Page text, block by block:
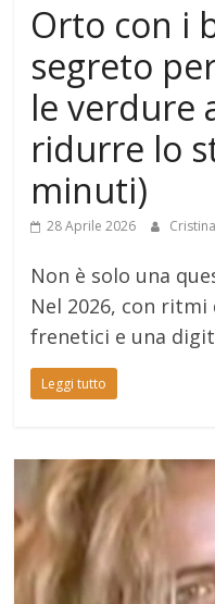
Orto con i
segreto
le verdure
ridurre lo
minuti)
28 Aprile 2026
Non è solo una
Nel 2026, con
frenetici e una
Leggi tutto